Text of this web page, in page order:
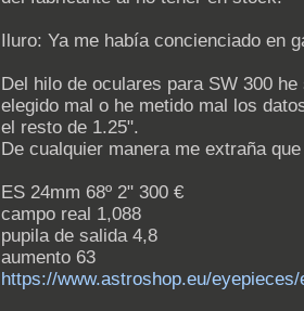
Iluro: Ya me había concienciado en
Del hilo de oculares para SW 300
elegido mal o he metido mal los
el resto de 1.25".
De cualquier manera me extraña
ES 24mm 68º 2" 300 €
campo real 1,088
pupila de salida 4,8
aumento 63
https://www.astroshop.eu/